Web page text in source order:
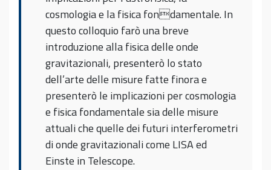
cosmologia e la fisica fondamentale. In
questo colloquio farò una breve
introduzione alla fisica delle onde
gravitazionali, presenterò lo stato
dell’arte delle misure fatte finora e
presenterò le implicazioni per cosmologia
e fisica fondamentale sia delle misure
attuali che quelle dei futuri interferometri
di onde gravitazionali come LISA ed
Einste in Telescope.